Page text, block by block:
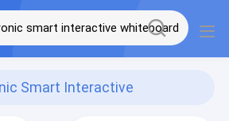
Smart Interactive